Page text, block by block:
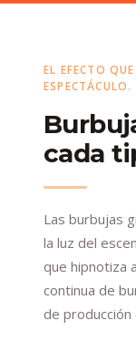
EL EFECTO
ESPECTÁCULO.
cada
Las burbujas
la luz del
que hipnotiza
continua de
de